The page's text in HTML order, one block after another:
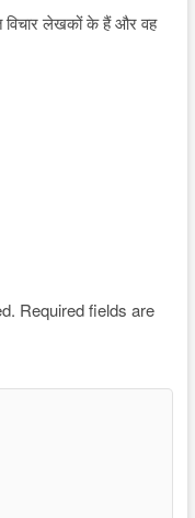
लेखकों के हैं और वह
Required fields are